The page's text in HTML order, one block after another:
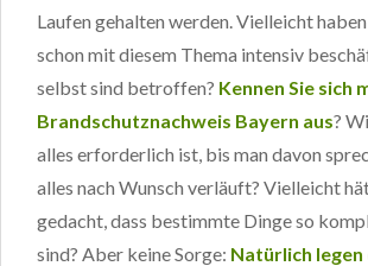
Laufen gehalten werden. Vielleicht haben
schon mit diesem Thema intensiv
selbst sind betroffen? Kennen Sie sich
Brandschutznachweis Bayern aus?
alles erforderlich ist, bis man davon
alles nach Wunsch verläuft? Vielleicht
gedacht, dass bestimmte Dinge so
sind? Aber keine Sorge: Natürlich legen